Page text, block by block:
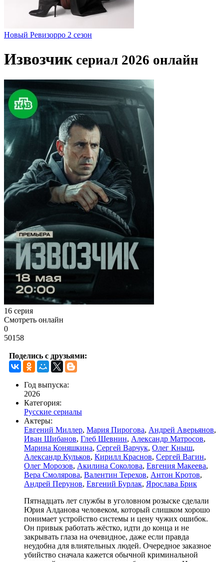
Новый Ревизорро 2 сезон
Извозчиксериал 2026 онлайн
16 серия
Смотреть онлайн
0
50158
Поделись с друзьями:
Год выпуска:
2026
Категория:
Русские сериалы
Актеры:
Евгений Миллер, Мария Пирогова, Андрей Аверьянов,
Иван Шибанов, Глеб Шевнин, Александр Матросов,
Марина Коняшкина, Сергей Варчук, Олег Кныш,
Александр Кульков, Кирилл Краснов, Сергей Вагин,
Олег Морозов, Акилина Соколова, Евгения Макеева,
Вера Смолярова, Валентин Терехов, Антон Кротов,
Андрей Перунов, Евгений Бурлак, Ярослава Брик
Пятнадцать лет службы в уголовном розыске сделали
Юрия Алданова человеком, который слишком хорошо
понимает устройство системы и цену чужих ошибок.
Он привык работать жёстко, идти до конца и не
закрывать глаза на очевидное, даже если правда
неудобна для влиятельных людей. Очередное заказное
убийство сначала кажется обычной криминальной